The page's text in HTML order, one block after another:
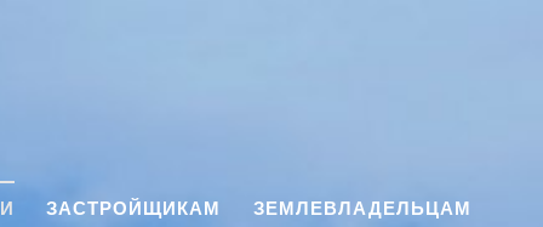
ЗАСТРОЙЩИКАМ ЗЕМЛЕВЛАДЕЛЬЦАМ